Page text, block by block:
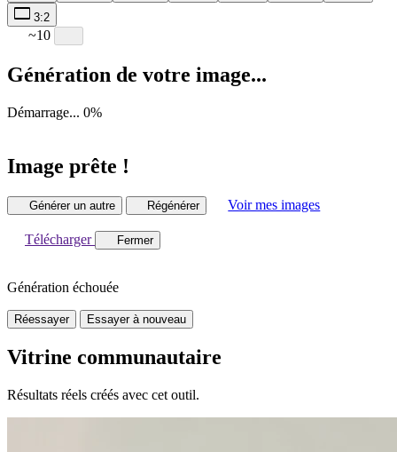
3:2
~10
Génération de votre image...
Démarrage... 0%
Image prête !
Générer un autre Régénérer Voir mes images
Télécharger Fermer
Génération échouée
Réessayer Essayer à nouveau
Vitrine communautaire
Résultats réels créés avec cet outil.